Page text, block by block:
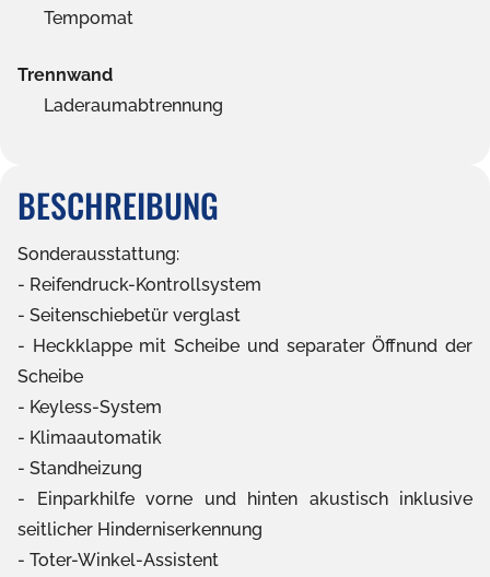
Tempomat
Trennwand
Laderaumabtrennung
BESCHREIBUNG
Sonderausstattung:
Reifendruck-Kontrollsystem
Seitenschiebetür verglast
Heckklappe mit Scheibe und separater Öffnund der
Scheibe
Keyless-System
Klimaautomatik
Standheizung
Einparkhilfe vorne und hinten akustisch inklusive
seitlicher Hinderniserkennung
Toter-Winkel-Assistent